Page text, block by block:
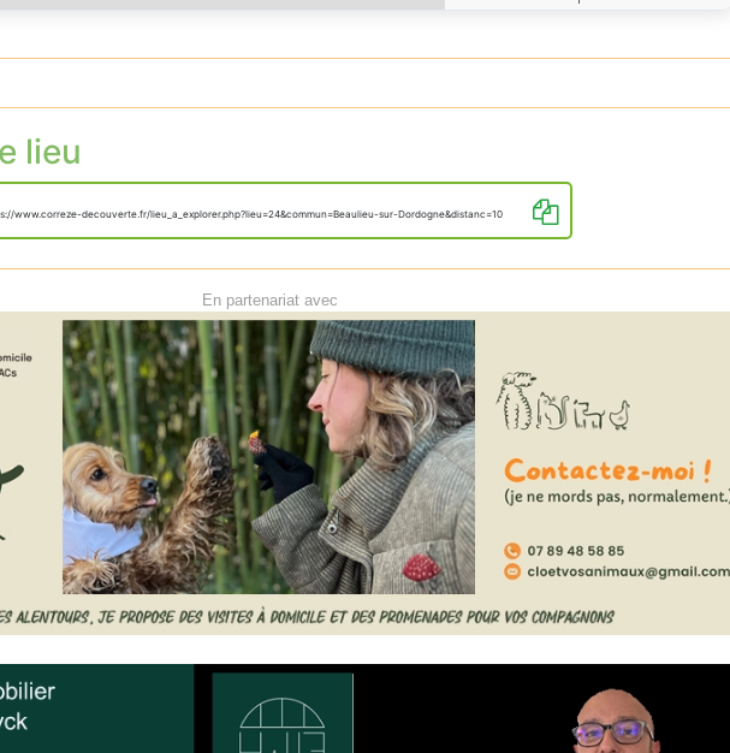
lieu
www.correze-decouverte.fr/lieu_a_explorer.php?lieu=24&commun=Beaulieu-sur-Dordogne&distanc=10
En partenariat avec